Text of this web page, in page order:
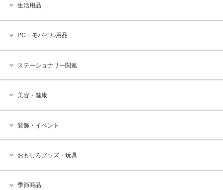
生活用品
PC・モバイル用品
ステーショナリー関連
美容・健康
装飾・イベント
おもしろグッズ・玩具
季節商品